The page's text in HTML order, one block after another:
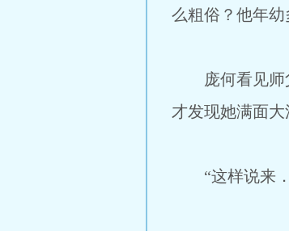
么粗俗？他年
庞何看见师父
才发现她满面大
“这样说来．